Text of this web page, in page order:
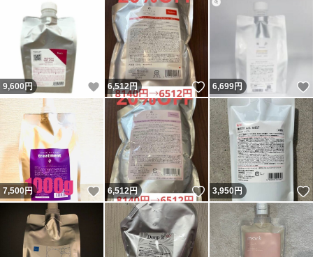
9,600 円 いいね！
6,512円 いいね！
6,699円
7,500円 いいね！
6,512円 いいね！
3,950円